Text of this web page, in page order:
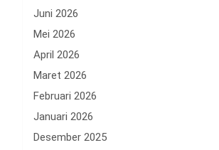
Juni 2026
Mei 2026
April 2026
Maret 2026
Februari 2026
Januari 2026
Desember 2025